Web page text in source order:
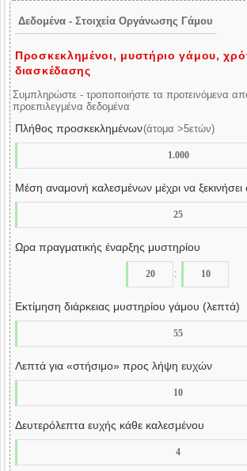
Δεδομένα - Στοιχεία Οργάνωσης Γάμου
Προσκεκλημένοι, μυστήριο γάμου,
διασκέδασης
Συμπληρώστε - τροποποιήστε τα προτεινόμενα
προεπιλεγμένα δεδομένα
Πλήθος προσκεκλημένων(άτομα >5ετών)
Μέση αναμονή καλεσμένων μέχρι να
Ωρα πραγματικής έναρξης μυστηρίου
:
Εκτίμηση διάρκειας μυστηρίου γάμου (λεπτά)
Λεπτά για «στήσιμο» προς λήψη ευχών
Δευτερόλεπτα ευχής κάθε καλεσμένου